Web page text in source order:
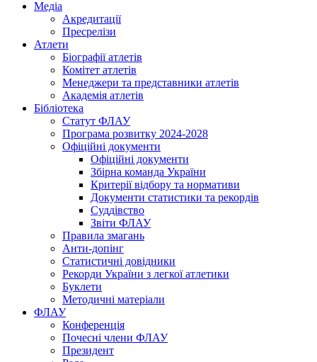
Медіа
Акредитації
Пресрелізи
Атлети
Біографії атлетів
Комітет атлетів
Менеджери та представники атлетів
Академія атлетів
Бібліотека
Статут ФЛАУ
Програма розвитку 2024-2028
Офіційні документи
Офіційні документи
Збірна команда України
Критерії відбору та нормативи
Документи статистики та рекордів
Суддівство
Звіти ФЛАУ
Правила змагань
Анти-допінг
Статистичні довідники
Рекорди України з легкої атлетики
Буклети
Методичні матеріали
ФЛАУ
Конференція
Почесні члени ФЛАУ
Президент